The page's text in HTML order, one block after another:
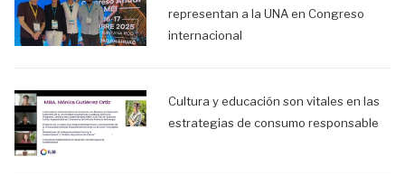
representan a la UNA en Congreso
internacional
Cultura y educación son vitales en las
estrategias de consumo responsable